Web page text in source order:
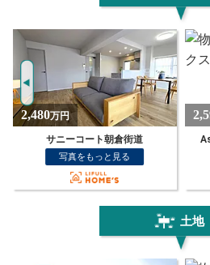
2,590万円
Asobi＋ アメックス筑紫駅前
写真をもっと見る
土地